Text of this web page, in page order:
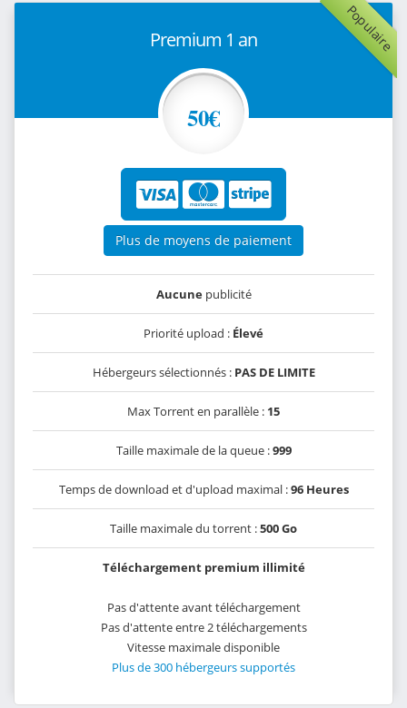
Populaire
Premium 1 an
50€
Plus de moyens de paiement
Aucunepublicité
Priorité upload : Élevé
Hébergeurs sélectionnés : PAS DE LIMITE
Max Torrent en parallèle : 15
Taille maximale de la queue :999
Temps de download et d'upload maximal :96 Heures
Taille maximale du torrent :500 Go
Téléchargement premium illimité
Pas d'attente avant téléchargement
Pas d'attente entre 2 téléchargements
Vitesse maximale disponible
Plus de 300 hébergeurs supportés